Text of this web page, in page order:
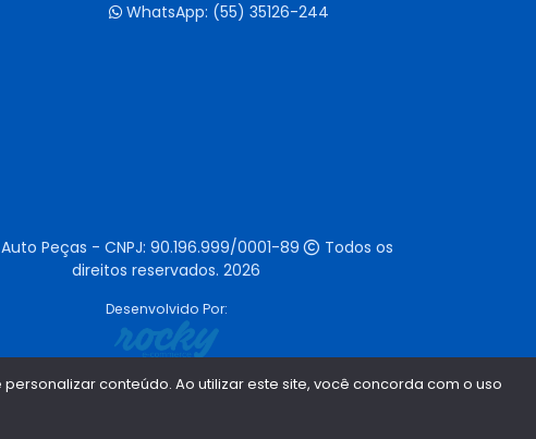
WhatsApp: (55) 35126-244
Peças - CNPJ: 90.196.999/0001-89
Todos os
direitos reservados. 2026
Desenvolvido Por:
conteúdo. Ao utilizar este site, você concorda com o uso